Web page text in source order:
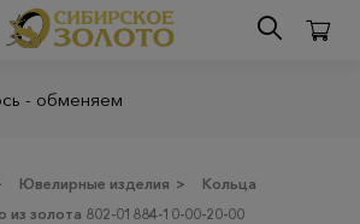
- обменяем
Ювелирные изделия >
Кольца
из золота 802-01884-10-00-20-00